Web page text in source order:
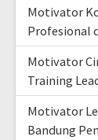
Motivator
Profesional
Motivator
Training
Motivator
Bandung